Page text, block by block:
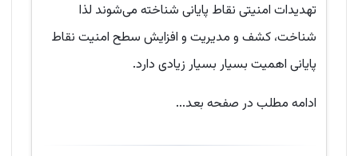
تهدیدات امنیتی نقاط پایانی شناخته می‌شوند لذا
شناخت، کشف و مدیریت و افزایش سطح امنیت نقاط
پایانی اهمیت بسیار بسیار زیادی دارد.
ادامه مطلب در صفحه بعد...